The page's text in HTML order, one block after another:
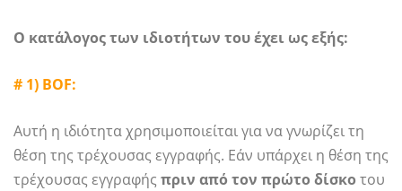
Ο κατάλογος των ιδιοτήτων του έχει ως εξής:
# 1) BOF:
Αυτή η ιδιότητα χρησιμοποιείται για να γνωρίζει τη
θέση της τρέχουσας εγγραφής. Εάν υπάρχει η θέση της
τρέχουσας εγγραφήςπριν από τον πρώτο δίσκο του